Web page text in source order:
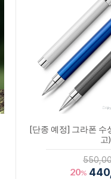
[단종 예정] 그라폰 수
고)
20%